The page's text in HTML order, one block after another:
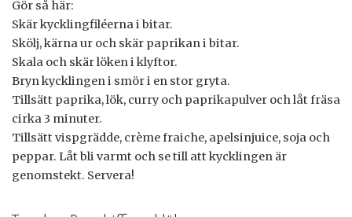
Gör så här:
Skär kycklingfiléerna i bitar.
Skölj, kärna ur och skär paprikan i bitar.
Skala och skär löken i klyftor.
Bryn kycklingen i smör i en stor gryta.
Tillsätt paprika, lök, curry och paprikapulver och låt fräsa
cirka 3 minuter.
Tillsätt vispgrädde, crème fraiche, apelsinjuice, soja och
peppar. Låt bli varmt och se till att kycklingen är
genomstekt. Servera!